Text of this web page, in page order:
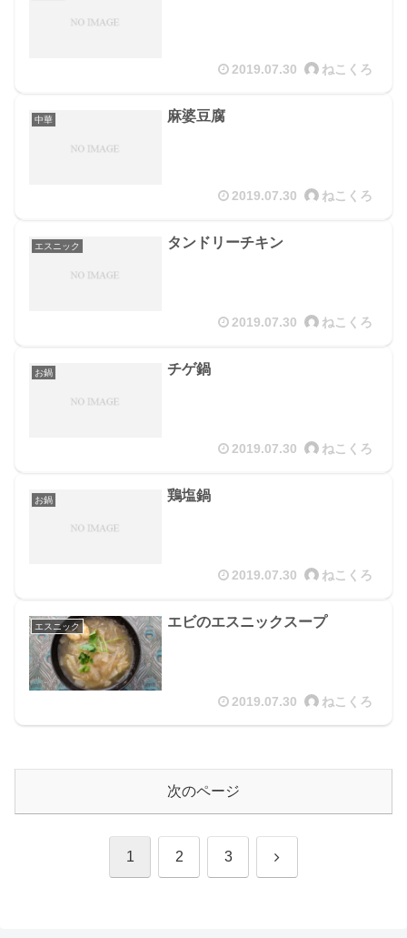
2019.07.30 ねこくろ
中華 麻婆豆腐
2019.07.30 ねこくろ
エスニック タンドリーチキン
2019.07.30 ねこくろ
お鍋 チゲ鍋
2019.07.30 ねこくろ
お鍋 鶏塩鍋
2019.07.30 ねこくろ
エスニック エビのエスニックスープ
2019.07.30 ねこくろ
次のページ
1 2 3 次